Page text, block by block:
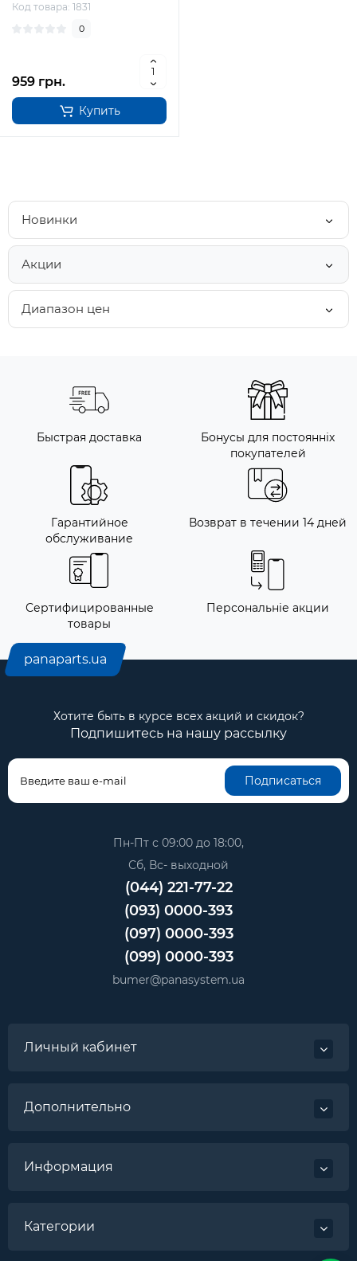
Код товара: 1831
0
959 грн.
Купить
Новинки
Акции
Диапазон цен
Быстрая доставка
Бонусы для постоянніх
покупателей
Гарантийное
обслуживание
Возврат в течении 14 дней
Сертифицированные
товары
Персональніе акции
panaparts.ua
Хотите быть в курсе всех акций и скидок?
Подпишитесь на нашу рассылку
Подписаться
Пн-Пт с 09:00 до 18:00,
Сб, Вс- выходной
(044) 221-77-22
(093) 0000-393
(097) 0000-393
(099) 0000-393
bumer@panasystem.ua
Личный кабинет
Дополнительно
Информация
Категории